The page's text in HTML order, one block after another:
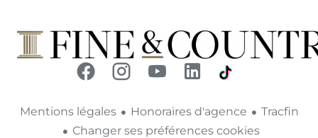
Mentions légales Honoraires d'agence
Tracfin
Changer ses préférences cookies